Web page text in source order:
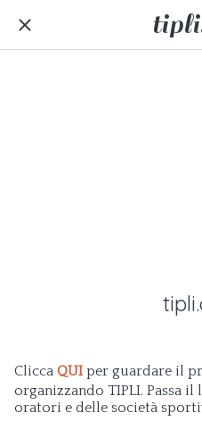
​Clicca QUI per guardare il
organizzando TIPLI. Passa
oratori e delle società